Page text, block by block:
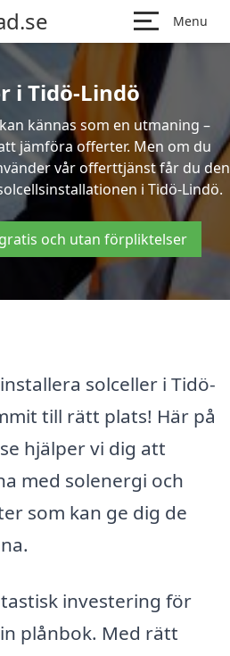
Menu
i Tidö-Lindö
kännas som en utmaning –
jämföra offerter. Men om du
vår offerttjänst får du den
i Tidö-Lindö.
och utan förpliktelser
solceller i Tidö-
till rätt plats! Här på
hjälper vi dig att
med solenergi och
som kan ge dig de
investering för
plånbok. Med rätt